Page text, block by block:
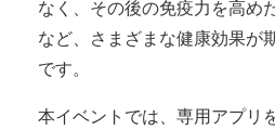
なく、その後の免疫力を高め
など、さまざまな健康効果が
です。
本イベントでは、専用アプリ